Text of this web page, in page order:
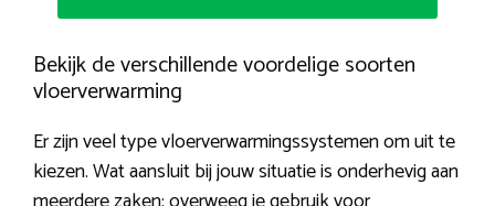
Bekijk de verschillende voordelige soorten
vloerverwarming
Er zijn veel type vloerverwarmingssystemen om uit te
kiezen. Wat aansluit bij jouw situatie is onderhevig aan